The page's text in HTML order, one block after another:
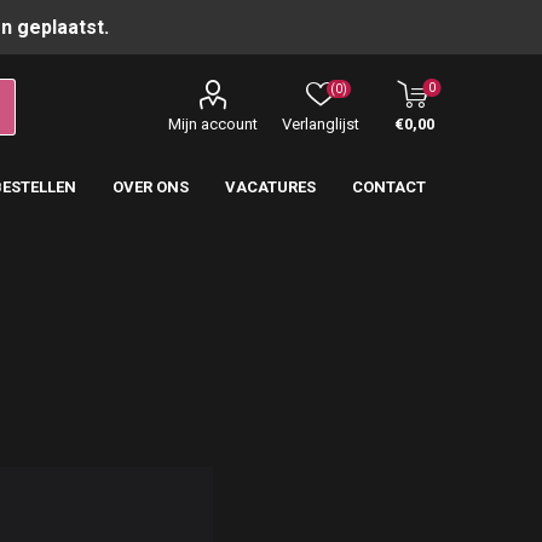
geplaatst.
Mijn account Verlanglijst
(0) 0
€0,00
OVER ONS VACATURES CONTACT